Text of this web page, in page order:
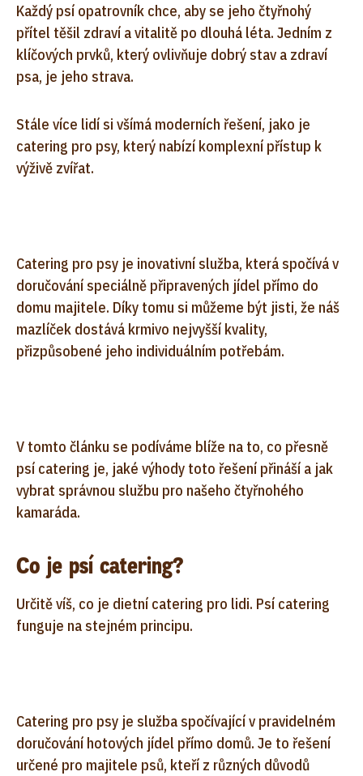
Každý psí opatrovník chce, aby se jeho čtyřnohý
přítel těšil zdraví a vitalitě po dlouhá léta. Jedním z
klíčových prvků, který ovlivňuje dobrý stav a zdraví
psa, je jeho strava.
Stále více lidí si všímá moderních řešení, jako je
catering pro psy, který nabízí komplexní přístup k
výživě zvířat.
Catering pro psy je inovativní služba, která spočívá v
doručování speciálně připravených jídel přímo do
domu majitele. Díky tomu si můžeme být jisti, že náš
mazlíček dostává krmivo nejvyšší kvality,
přizpůsobené jeho individuálním potřebám.
V tomto článku se podíváme blíže na to, co přesně
psí catering je, jaké výhody toto řešení přináší a jak
vybrat správnou službu pro našeho čtyřnohého
kamaráda.
Co je psí catering?
Určitě víš, co je dietní catering pro lidi. Psí catering
funguje na stejném principu.
Catering pro psy je služba spočívající v pravidelném
doručování hotových jídel přímo domů. Je to řešení
určené pro majitele psů, kteří z různých důvodů